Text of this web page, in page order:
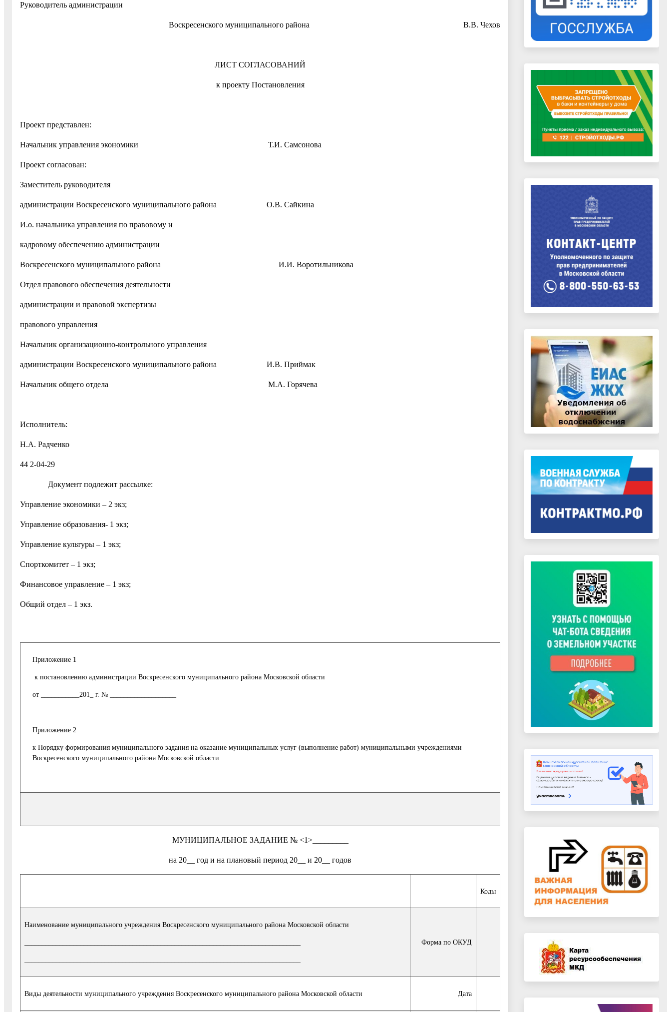
Руководитель администрации
Воскресенского муниципального района В.В. Чехов
ЛИСТ СОГЛАСОВАНИЙ
к проекту Постановления
Проект представлен:
Начальник управления экономики Т.И. Самсонова
Проект согласован:
Заместитель руководителя
администрации Воскресенского муниципального района О.В. Сайкина
И.о. начальника управления по правовому и
кадровому обеспечению администрации
Воскресенского муниципального района И.И. Воротильникова
Отдел правового обеспечения деятельности
администрации и правовой экспертизы
правового управления
Начальник организационно-контрольного управления
администрации Воскресенского муниципального района И.В. Приймак
Начальник общего отдела М.А. Горячева
Исполнитель:
Н.А. Радченко
44 2-04-29
Документ подлежит рассылке:
Управление экономики – 2 экз;
Управление образования- 1 экз;
Управление культуры – 1 экз;
Спорткомитет – 1 экз;
Финансовое управление – 1 экз;
Общий отдел – 1 экз.
Приложение 1
к постановлению администрации Воскресенского муниципального района Московской области
от ___________201_ г. № ___________________
Приложение 2
к Порядку формирования муниципального задания на оказание муниципальных услуг (выполнение работ) муниципальными учреждениями
Воскресенского муниципального района Московской области
МУНИЦИПАЛЬНОЕ ЗАДАНИЕ № <1>_________
на 20__ год и на плановый период 20__ и 20__ годов
Коды
Наименование муниципального учреждения Воскресенского муниципального района Московской области
Форма по ОКУД
Виды деятельности муниципального учреждения Воскресенского муниципального района Московской области Дата